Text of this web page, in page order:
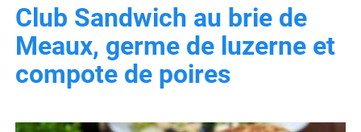
Club Sandwich au brie de
Meaux, germe de luzerne et
compote de poires